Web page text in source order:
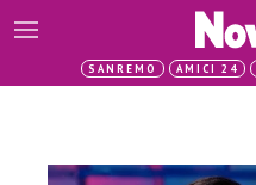
SANREMO AMICI 24